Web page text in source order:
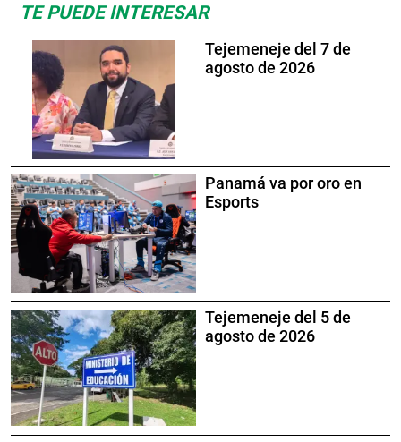
TE PUEDE INTERESAR
Tejemeneje del 7 de
agosto de 2026
Panamá va por oro en
Esports
Tejemeneje del 5 de
agosto de 2026